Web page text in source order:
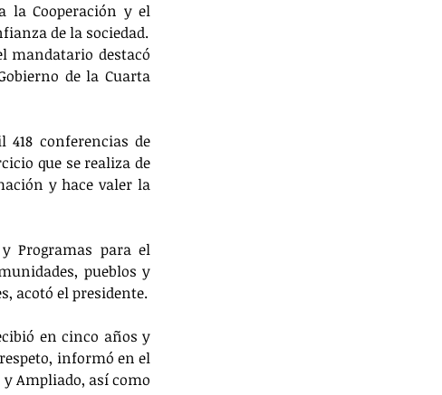
la Cooperación y el
de la sociedad.
mandatario destacó
de la Cuarta
conferencias de
que se realiza de
y hace valer la
Programas para el
pueblos y
acotó el presidente.
en cinco años y
informó en el
y Ampliado, así como